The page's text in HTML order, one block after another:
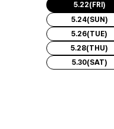
5.22(FRI)
5.24(SUN)
5.26(TUE)
5.28(THU)
5.30(SAT)